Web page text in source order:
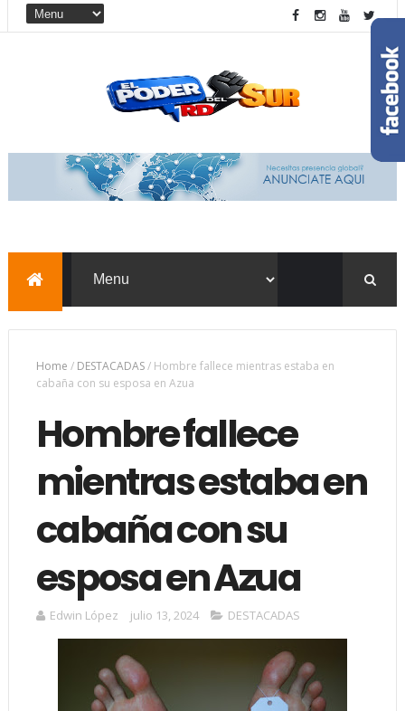
Home / DESTACADAS/ Hombre fallece mientras estaba en
cabaña con su esposa en Azua
Hombre fallece
mientras estaba en
cabaña con su
esposa en Azua
Edwin López julio 13, 2024 DESTACADAS